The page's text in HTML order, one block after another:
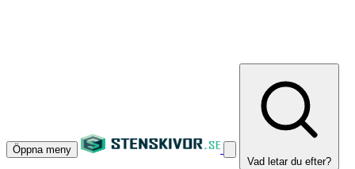
Öppna meny
Vad letar du efter?